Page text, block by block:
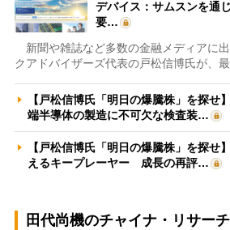
デバイス：サムスンを通
要…
新聞や雑誌など多数の金融メディアに
クアドバイザーズ代表の戸松信博氏が、
【戸松信博氏「明日の爆騰株」を探せ
端半導体の製造に不可欠な検査装…
【戸松信博氏「明日の爆騰株」を探せ
えるキープレーヤー 成長の再評…
田代尚機のチャイナ・リサーチ